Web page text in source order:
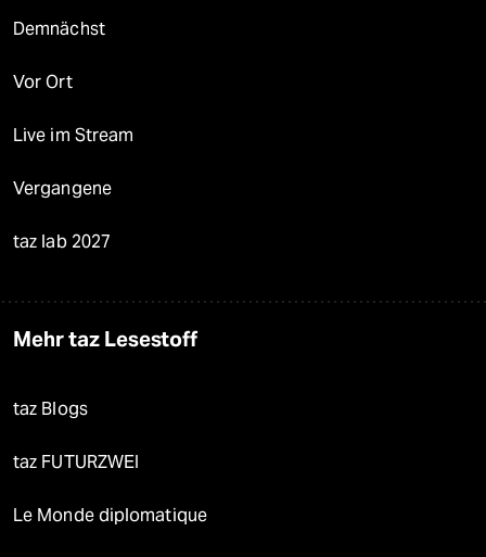
Demnächst
Vor Ort
Live im Stream
Vergangene
taz lab 2027
Mehr taz Lesestoff
taz Blogs
taz FUTURZWEI
Le Monde diplomatique